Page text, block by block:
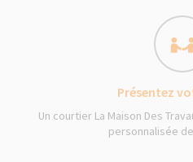
Présentez
Un courtier La Maison Des
personnalisée